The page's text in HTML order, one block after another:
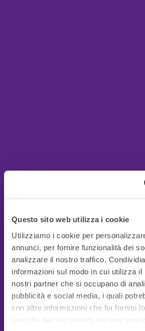
Questo sito web utilizza i cookie
Utilizziamo i cookie per
annunci, per fornire funzionalità dei
analizzare il nostro traffico.
informazioni sul modo in cui utilizza il
nostri partner che si occupano di
pubblicità e social media, i quali
con altre informazioni che ha fornito
raccolto dal suo utilizzo dei loro
Guide